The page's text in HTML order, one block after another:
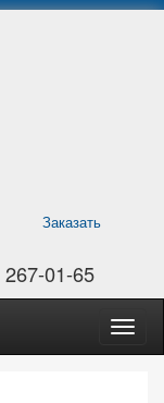
Заказать
267-01-65